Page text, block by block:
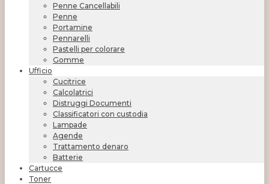
Penne Cancellabili
Penne
Portamine
Pennarelli
Pastelli per colorare
Gomme
Ufficio
Cucitrice
Calcolatrici
Distruggi Documenti
Classificatori con custodia
Lampade
Agende
Trattamento denaro
Batterie
Cartucce
Toner